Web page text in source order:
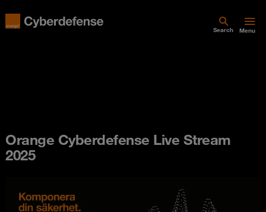
Search Menu
Orange Cyberdefense Live Stream
2025